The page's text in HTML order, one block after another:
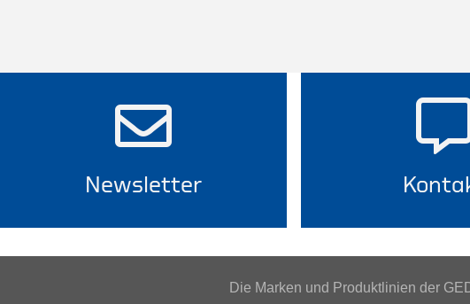
Newsletter
Die Marken und Produktlinien der